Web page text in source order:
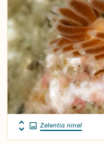
Zelentia ninel